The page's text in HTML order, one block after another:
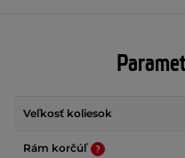
Veľkosť koliesok
Rám korčúľ